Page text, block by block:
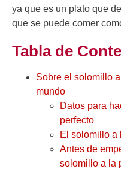
ya que es un plato que
que se puede comer
Tabla de
Sobre el solomillo
mundo
Datos para
perfecto
El solomillo a
Antes de
solomillo a la